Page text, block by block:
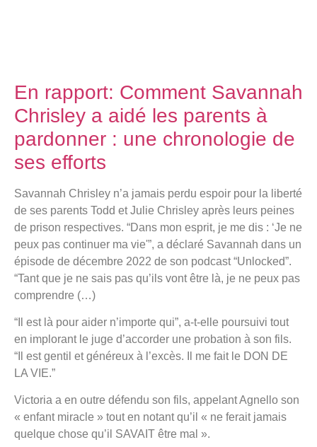
En rapport: Comment Savannah
Chrisley a aidé les parents à
pardonner : une chronologie de
ses efforts
Savannah Chrisley n’a jamais perdu espoir pour la liberté
de ses parents Todd et Julie Chrisley après leurs peines
de prison respectives. “Dans mon esprit, je me dis : ‘Je ne
peux pas continuer ma vie'”, a déclaré Savannah dans un
épisode de décembre 2022 de son podcast “Unlocked”.
“Tant que je ne sais pas qu’ils vont être là, je ne peux pas
comprendre (…)
“Il est là pour aider n’importe qui”, a-t-elle poursuivi tout
en implorant le juge d’accorder une probation à son fils.
“Il est gentil et généreux à l’excès. Il me fait le DON DE
LA VIE.”
Victoria a en outre défendu son fils, appelant Agnello son
« enfant miracle » tout en notant qu’il « ne ferait jamais
quelque chose qu’il SAVAIT être mal ».